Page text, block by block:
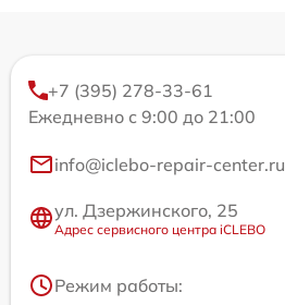
+7 (395) 278-33-61
Ежедневно с 9:00 до 21:00
info@iclebo-repair-center.ru
ул. Дзержинского, 25
Адрес сервисного центра iCLEBO
Режим работы: